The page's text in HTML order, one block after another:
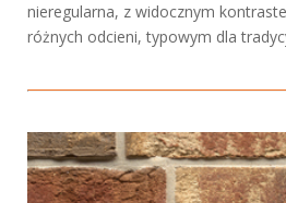
nieregularna, z widocznym
różnych odcieni, typowym dla